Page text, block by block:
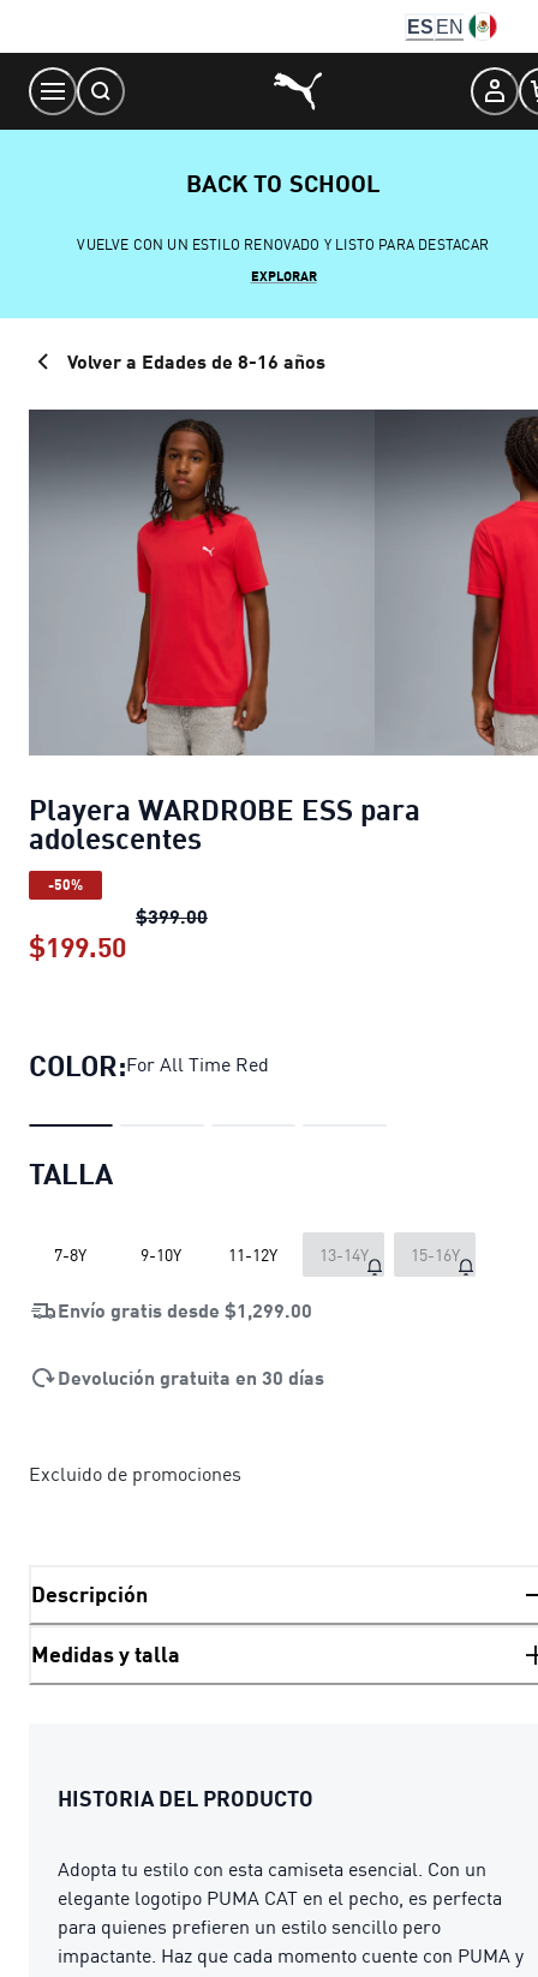
Content
ES EN
BACK TO SCHOOL
VUELVE CON UN ESTILO RENOVADO Y LISTO PARA DESTACAR
EXPLORAR
Volver a Edades de 8-16 años
Playera WARDROBE ESS para
adolescentes
-50%
$399.00Playera WARDROBE ESS para
$199.50
COLOR:For All Time Red
TALLA
7-8Y 9-10Y 11-12Y 13-14Y 15-16Y
Envío gratis desde $1,299.00
Devolución gratuita en 30 días
Excluido de promociones
Descripción
Medidas y talla
HISTORIA DEL PRODUCTO
Adopta tu estilo con esta camiseta esencial. Con un
elegante logotipo PUMA CAT en el pecho, es perfecta
para quienes prefieren un estilo sencillo pero
impactante. Haz que cada momento cuente con PUMA y